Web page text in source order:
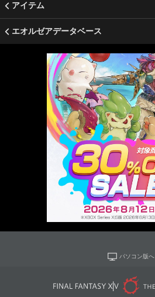
アイテム
エオルゼアデータベース
パソコン版へ